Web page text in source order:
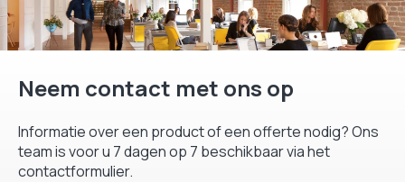
Neem contact met ons op
Informatie over een product of een offerte nodig? Ons
team is voor u 7 dagen op 7 beschikbaar via het
contactformulier.